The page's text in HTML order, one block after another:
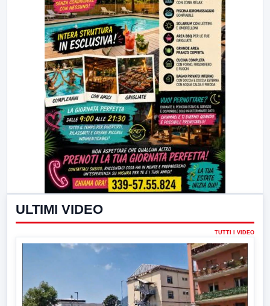
ULTIMI VIDEO
TUTTI I VIDEO